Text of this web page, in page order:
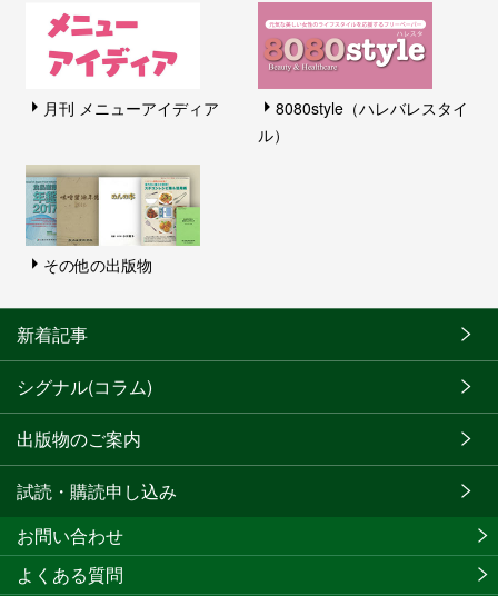
月刊 メニューアイディア
8080style（ハレバレスタイ
ル）
その他の出版物
新着記事
シグナル(コラム)
出版物のご案内
試読・購読申し込み
お問い合わせ
よくある質問